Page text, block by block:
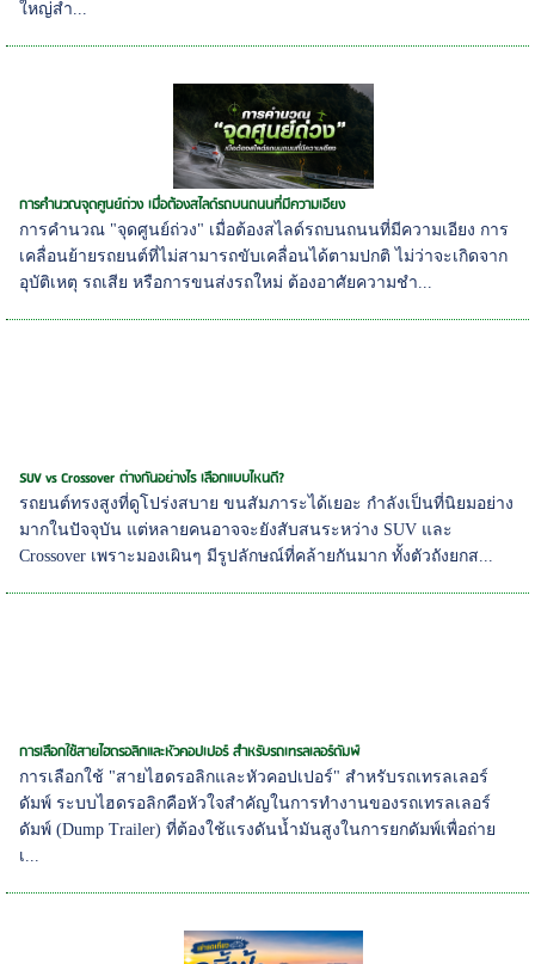
ใหญ่สำ...
การคำนวณจุดศูนย์ถ่วง เมื่อต้องสไลด์รถบนถนนที่มีความเอียง
การคำนวณ "จุดศูนย์ถ่วง" เมื่อต้องสไลด์รถบนถนนที่มีความเอียง การ
เคลื่อนย้ายรถยนต์ที่ไม่สามารถขับเคลื่อนได้ตามปกติ ไม่ว่าจะเกิดจาก
อุบัติเหตุ รถเสีย หรือการขนส่งรถใหม่ ต้องอาศัยความชำ...
SUV vs Crossover ต่างกันอย่างไร เลือกแบบไหนดี?
รถยนต์ทรงสูงที่ดูโปร่งสบาย ขนสัมภาระได้เยอะ กำลังเป็นที่นิยมอย่าง
มากในปัจจุบัน แต่หลายคนอาจจะยังสับสนระหว่าง SUV และ
Crossover เพราะมองเผินๆ มีรูปลักษณ์ที่คล้ายกันมาก ทั้งตัวถังยกส...
การเลือกใช้สายไฮดรอลิกและหัวคอปเปอร์ สำหรับรถเทรลเลอร์ดัมพ์
การเลือกใช้ "สายไฮดรอลิกและหัวคอปเปอร์" สำหรับรถเทรลเลอร์
ดัมพ์ ระบบไฮดรอลิกคือหัวใจสำคัญในการทำงานของรถเทรลเลอร์
ดัมพ์ (Dump Trailer) ที่ต้องใช้แรงดันน้ำมันสูงในการยกดัมพ์เพื่อถ่าย
เ...